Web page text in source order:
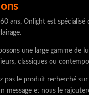
ans, Onlight est spécialisé
une large gamme de
classiques ou
pas le produit recherché
message et nous le